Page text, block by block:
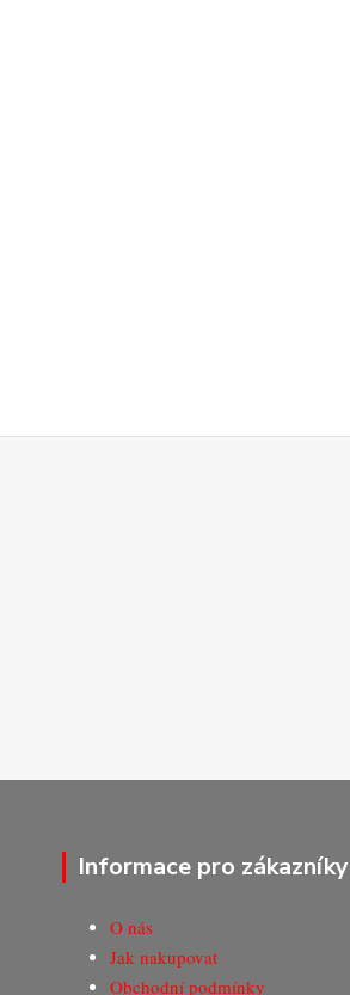
Informace pro zákazníky
O nás
Jak nakupovat
Obchodní podmínky